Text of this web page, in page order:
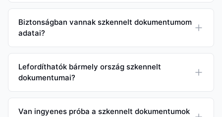
Biztonságban vannak szkennelt dokumentumom
adatai?
Lefordíthatók bármely ország szkennelt
dokumentumai?
Van ingyenes próba a szkennelt dokumentumok